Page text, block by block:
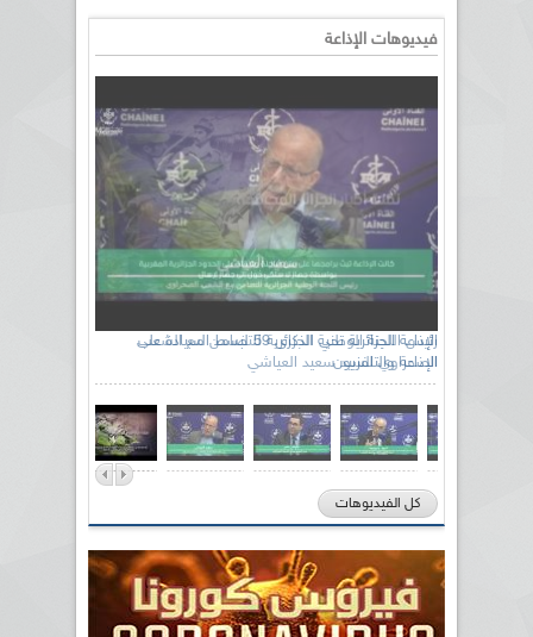
فيديوهات الإذاعة
رئيس اللجنة الوطنية الجزائرية للتضامن مع الشعب
الصحراوي السيد سعيد العياشي
كل الفيديوهات